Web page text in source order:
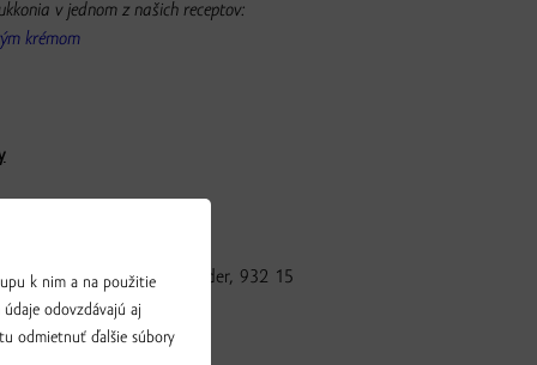
v jednom z našich receptov:
krémom
Bratislavská 41, Veľký Meder, 932 15
ohrev
k nim a na použitie
odovzdávajú aj
odmietnuť ďalšie súbory